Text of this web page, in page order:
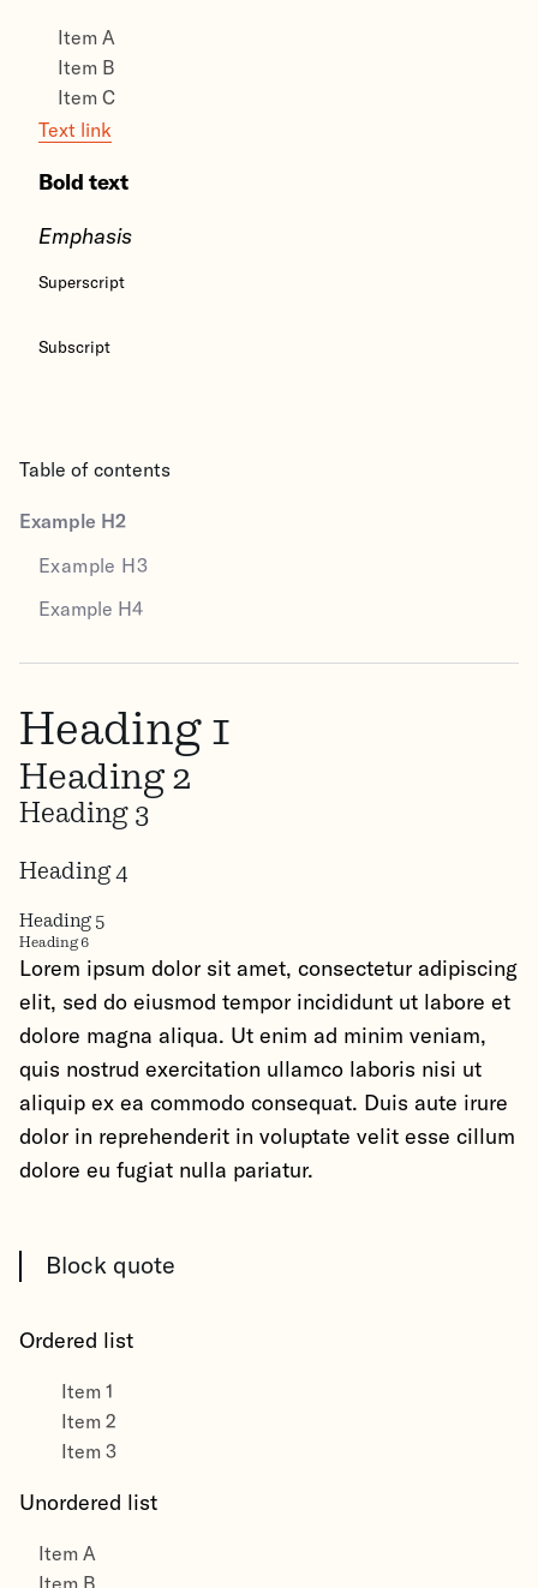
Item A
Item B
Item C
Text link
Bold text
Emphasis
Superscript
Subscript
Table of contents
Example H2
Example H3
Example H4
Heading 1
Heading 2
Heading 3
Heading 4
Heading 5
Heading 6
Lorem ipsum dolor sit amet, consectetur adipiscing
elit, sed do eiusmod tempor incididunt ut labore et
dolore magna aliqua. Ut enim ad minim veniam,
quis nostrud exercitation ullamco laboris nisi ut
aliquip ex ea commodo consequat. Duis aute irure
dolor in reprehenderit in voluptate velit esse cillum
dolore eu fugiat nulla pariatur.
Block quote
Ordered list
Item 1
Item 2
Item 3
Unordered list
Item A
Item B